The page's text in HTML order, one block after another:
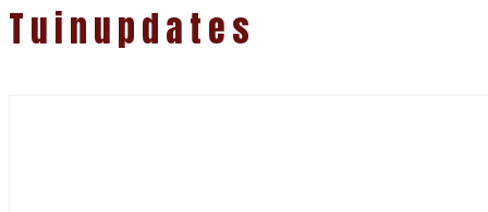
Tuinupdates